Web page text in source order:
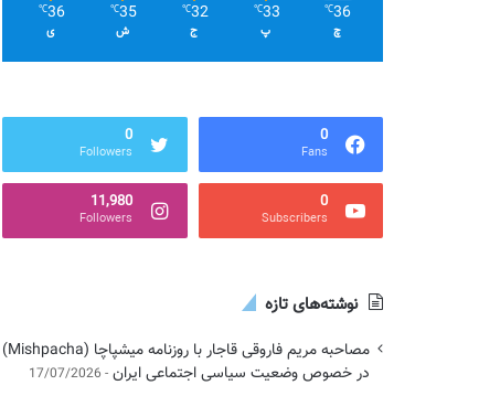
36
℃
چ
33
℃
پ
32
℃
ج
35
℃
ش
36
℃
ی
0
Fans
0
Followers
0
Subscribers
11,980
Followers
نوشته‌های تازه
مصاحبه مریم فاروقی قاجار با روزنامه میشپاچا (Mishpacha)
در خصوص وضعیت سیاسی اجتماعی ایران 17/07/2026